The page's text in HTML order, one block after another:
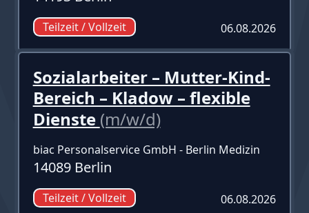
Teilzeit / Vollzeit 06.08.2026
Sozialarbeiter – Mutter-Kind-
Bereich – Kladow – flexible
Dienste (m/w/d)
biac Personalservice GmbH - Berlin Medizin
14089 Berlin
Teilzeit / Vollzeit 06.08.2026